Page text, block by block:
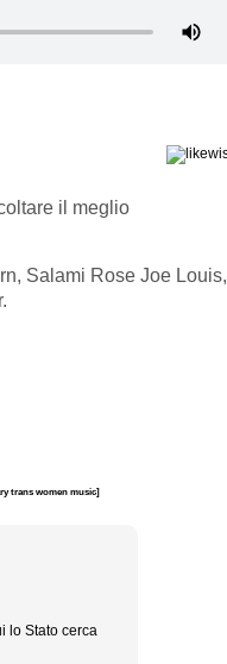
il meglio
Salami Rose Joe Louis,
trans women music]
lo Stato cerca